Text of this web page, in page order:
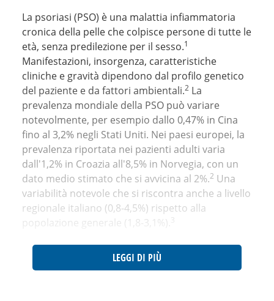
La psoriasi (PSO) è una malattia infiammatoria
cronica della pelle che colpisce persone di tutte le
età, senza predilezione per il sesso.1
Manifestazioni, insorgenza, caratteristiche
cliniche e gravità dipendono dal profilo genetico
del paziente e da fattori ambientali.2 La
prevalenza mondiale della PSO può variare
notevolmente, per esempio dallo 0,47% in Cina
fino al 3,2% negli Stati Uniti. Nei paesi europei, la
prevalenza riportata nei pazienti adulti varia
dall'1,2% in Croazia all'8,5% in Norvegia, con un
dato medio stimato che si avvicina al 2%.2 Una
variabilità notevole che si riscontra anche a livello
regionale italiano (0,8-4,5%) rispetto alla
popolazione generale (1,8-3,1%). 3
LEGGI DI PIÙ